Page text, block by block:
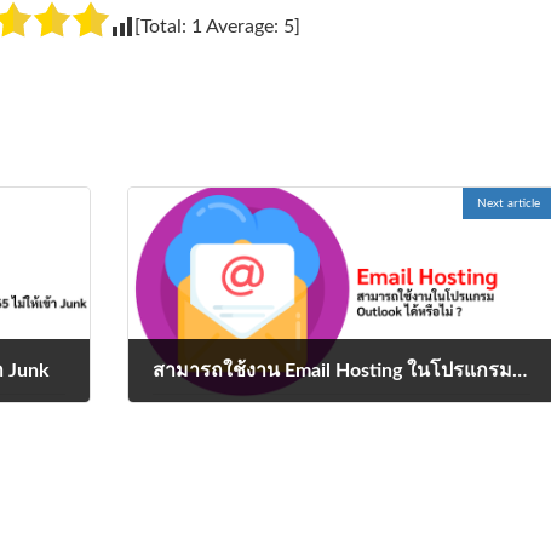
[Total: 1 Average: 5]
Junk
Next article
สามารถใช้งาน Email Hosting ในโปรแกรม Outlook ได้หรือไม่ ?